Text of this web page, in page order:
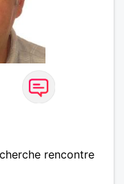
rencontre